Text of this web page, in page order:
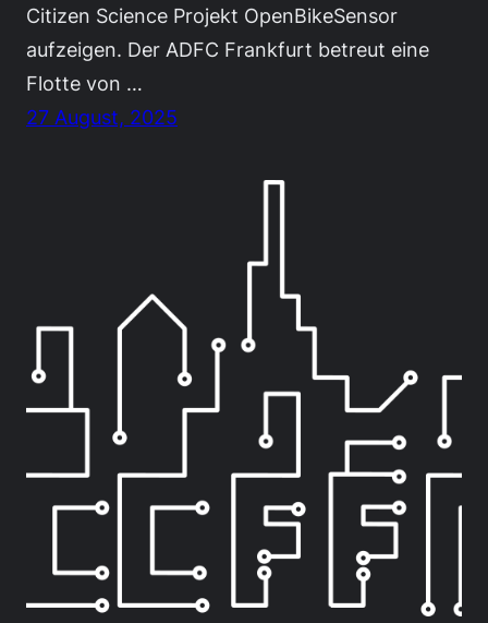
Citizen Science Projekt OpenBikeSensor
aufzeigen. Der ADFC Frankfurt betreut eine
Flotte von …
27 August, 2025